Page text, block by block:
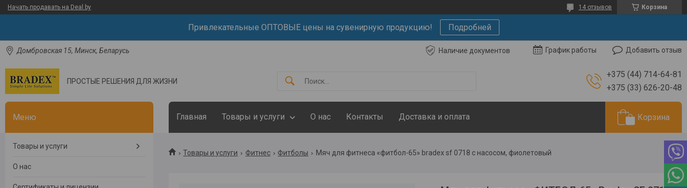
Начать продавать на Deal.by Корзина
14 отзывов
Привлекательные ОПТОВЫЕ цены на сувенирную продукцию! Подробней
Домбровская 15, Минск, Беларусь Наличие документов График работы Добавить отзыв
ПРОСТЫЕ РЕШЕНИЯ ДЛЯ ЖИЗНИ
+375 (44) 714-64-81
+375 (33) 626-20-48
Главная Товары и услуги О нас Контакты Доставка и оплата Корзина
Товары и услуги Фитнес Фитболы Мяч для фитнеса «фитбол-65» bradex sf 0718 с насосом, фиолетовый
Товары и услуги
О нас